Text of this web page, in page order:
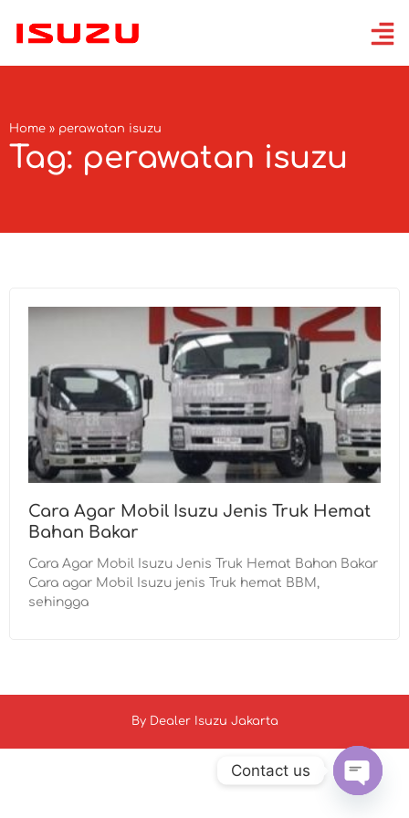
Home » perawatan isuzu
Tag: perawatan isuzu
Cara Agar Mobil Isuzu Jenis Truk Hemat
Bahan Bakar
Cara Agar Mobil Isuzu Jenis Truk Hemat Bahan Bakar
Cara agar Mobil Isuzu jenis Truk hemat BBM,
sehingga
By Dealer Isuzu Jakarta
Contact us